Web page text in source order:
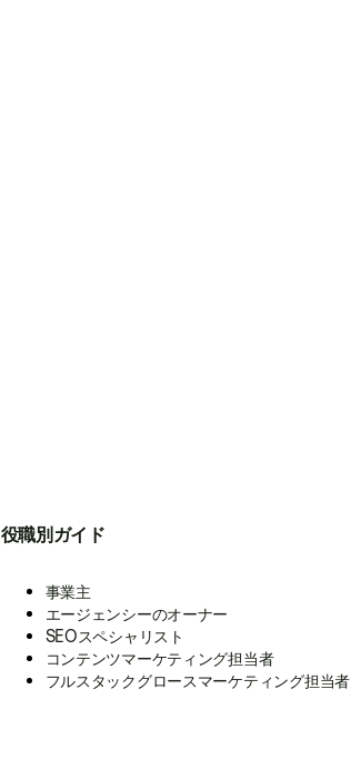
役職別ガイド
事業主
エージェンシーのオーナー
SEOスペシャリスト
コンテンツマーケティング担当者
フルスタックグロースマーケティング担当者